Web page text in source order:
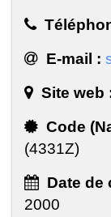
E-mail :
Site web
Code
(4331Z)
Date de
2000